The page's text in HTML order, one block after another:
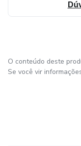
O conteúdo deste
Se você vir